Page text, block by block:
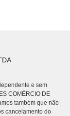
e sem
COMÉRCIO DE
também que não
cancelamento do